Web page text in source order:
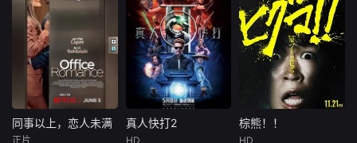
人联手在各方势力
的夹缝间巧妙周
旋，共历险阻，破
解重重困境。
平
官府、西域五大家
族等多方势力盘根
错节、暗潮涌动。
“天字第二号逃犯”
刀马接下特殊押镖
任务，和同伴一起
从西域护镖远赴长
安。不料，他们的
护送对象竟是“天字
影片聚焦杰克·萨利
与奈蒂莉一家的命
运起伏，在前作的
情感余波之上，深
刻描绘一个家族在
战火中如何成长、
并共同守护血脉相
连的情感纽带的历
程，从而将故事推
饰）和女人（倪妮
饰）飞机同时落
地，入住同一家酒
店，成为一墙之隔
的邻居。不够隔音
的房间暴露了男人
和女人因生活暂停
陷入的困境，健
康、家庭、婚姻、
同事以上，恋人未满
同事以上，恋人未满
正片
真人快打2
真人快打2
HD
棕熊！！
棕熊！！
HD